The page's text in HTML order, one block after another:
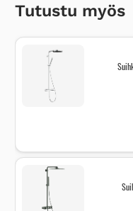
Tutustu myös